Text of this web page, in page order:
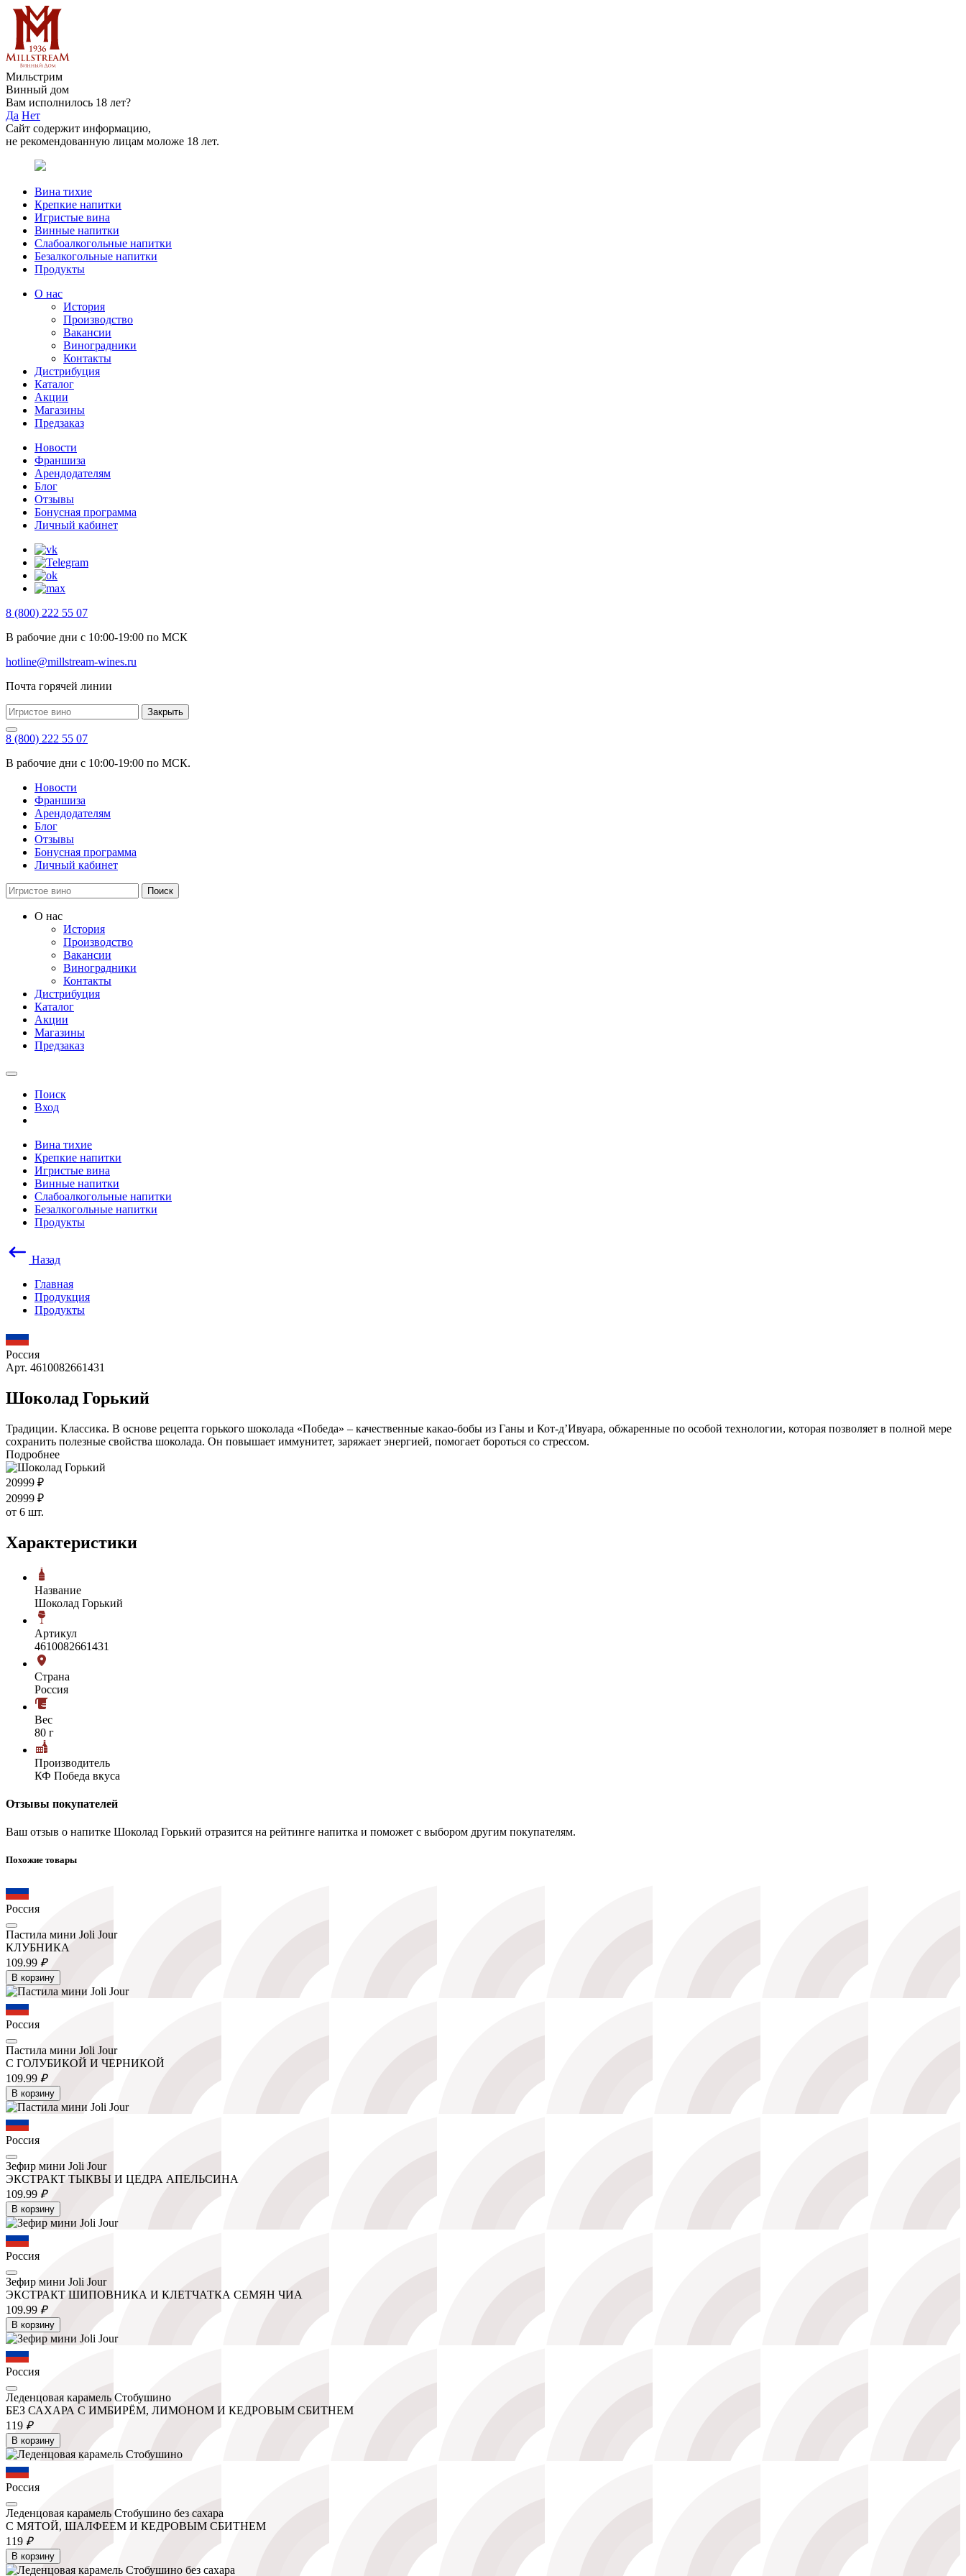
Мильстрим
Винный дом
Вам исполнилось 18 лет?
Да Нет
Сайт содержит информацию,
не рекомендованную лицам моложе 18 лет.
Вина тихие
Крепкие напитки
Игристые вина
Винные напитки
Слабоалкогольные напитки
Безалкогольные напитки
Продукты
О нас
История
Производство
Вакансии
Виноградники
Контакты
Дистрибуция
Каталог
Акции
Магазины
Предзаказ
Новости
Франшиза
Арендодателям
Блог
Отзывы
Бонусная программа
Личный кабинет
8 (800) 222 55 07
В рабочие дни с 10:00-19:00 по МСК
hotline@millstream-wines.ru
Почта горячей линии
Закрыть
8 (800) 222 55 07
В рабочие дни с 10:00-19:00 по МСК.
Новости
Франшиза
Арендодателям
Блог
Отзывы
Бонусная программа
Личный кабинет
Поиск
О нас
История
Производство
Вакансии
Виноградники
Контакты
Дистрибуция
Каталог
Акции
Магазины
Предзаказ
Поиск
Вход
Вина тихие
Крепкие напитки
Игристые вина
Винные напитки
Слабоалкогольные напитки
Безалкогольные напитки
Продукты
Назад
Главная
Продукция
Продукты
Россия
Арт. 4610082661431
Шоколад Горький
Традиции. Классика. В основе рецепта горького шоколада «Победа» – качественные какао-бобы из Ганы и Кот-д’Ивуара, обжаренные по особой технологии, которая позволяет в полной мере
сохранить полезные свойства шоколада. Он повышает иммунитет, заряжает энергией, помогает бороться со стрессом.
Подробнее
20999 ₽
20999 ₽
от 6 шт.
Характеристики
Название
Шоколад Горький
Артикул
4610082661431
Страна
Россия
Вес
80 г
Производитель
КФ Победа вкуса
Отзывы покупателей
Ваш отзыв о напитке Шоколад Горький отразится на рейтинге напитка и поможет с выбором другим покупателям.
Похожие товары
Россия
Пастила мини Joli Jour
КЛУБНИКА
109.99 ₽
В корзину
Россия
Пастила мини Joli Jour
С ГОЛУБИКОЙ И ЧЕРНИКОЙ
109.99 ₽
В корзину
Россия
Зефир мини Joli Jour
ЭКСТРАКТ ТЫКВЫ И ЦЕДРА АПЕЛЬСИНА
109.99 ₽
В корзину
Россия
Зефир мини Joli Jour
ЭКСТРАКТ ШИПОВНИКА И КЛЕТЧАТКА СЕМЯН ЧИА
109.99 ₽
В корзину
Россия
Леденцовая карамель Стобушино
БЕЗ САХАРА С ИМБИРЁМ, ЛИМОНОМ И КЕДРОВЫМ СБИТНЕМ
119 ₽
В корзину
Россия
Леденцовая карамель Стобушино без сахара
С МЯТОЙ, ШАЛФЕЕМ И КЕДРОВЫМ СБИТНЕМ
119 ₽
В корзину